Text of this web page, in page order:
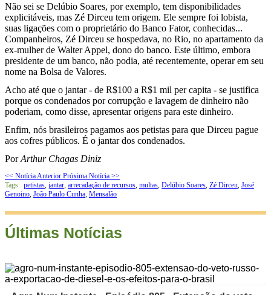
Não sei se Delúbio Soares, por exemplo, tem disponibilidades
explicitáveis, mas Zé Dirceu tem origem. Ele sempre foi lobista,
suas ligações com o proprietário do Banco Fator, conhecidas...
Companheiros, Zé Dirceu se hospedava, no Rio, no apartamento da
ex-mulher de Walter Appel, dono do banco. Este último, embora
presidente de um banco, não podia, até recentemente, operar em seu
nome na Bolsa de Valores.
Acho até que o jantar - de R$100 a R$1 mil per capita - se justifica
porque os condenados por corrupção e lavagem de dinheiro não
poderiam, como disse, apresentar origens para este dinheiro.
Enfim, nós brasileiros pagamos aos petistas para que Dirceu pague
aos cofres públicos. É o jantar dos condenados.
PorArthur Chagas Diniz
<< Notícia Anterior Próxima Notícia >>
Tags: petistas, jantar, arrecadação de recursos, multas, Delúbio Soares, Zé Dirceu, José
Genoino, João Paulo Cunha, Mensalão
Últimas Notícias